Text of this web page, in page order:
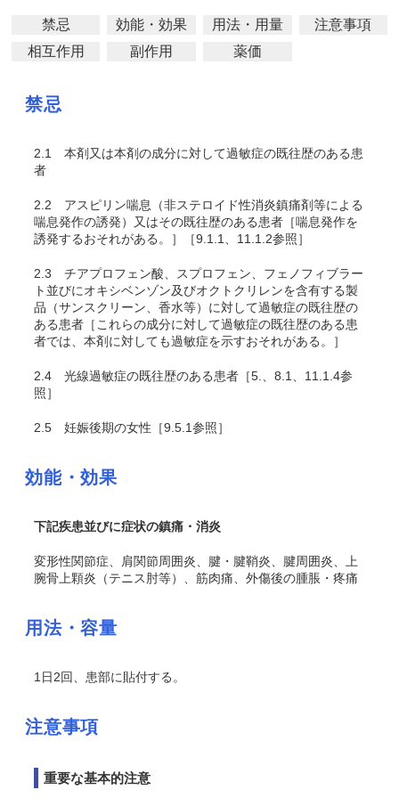
禁忌 効能・効果 用法・用量
注意事項
相互作用
副作用 薬価
禁忌
2.1
本剤又は本剤の成分に対して過敏症の既往歴のある患
者
2.2 アスピリン喘息（非ステロイド性消炎鎮痛剤等による
喘息発作の誘発）又はその既往歴のある患者［喘息発作を
誘発するおそれがある。］［9.1.1、11.1.2参照］
2.3 チアプロフェン酸、スプロフェン、フェノフィブラー
ト並びにオキシベンゾン及びオクトクリレンを含有する製
品（サンスクリーン、香水等）に対して過敏症の既往歴の
ある患者［これらの成分に対して過敏症の既往歴のある患
者では、本剤に対しても過敏症を示すおそれがある 。］
2.4 光線過敏症の既往歴のある患者［5.、8.1、11.1.4参
照］
2.5 妊娠後期の女性［9.5.1参照］
効能・効果
下記疾患並びに症状の鎮痛・消炎
変形性関節症、肩関節周囲炎、腱・腱鞘炎、腱周囲炎、上
腕骨上顆炎（テニス肘等）、筋肉痛、外傷後の腫脹・疼痛
用法・容量
1日2回、患部に貼付する。
注意事項
重要な基本的注意